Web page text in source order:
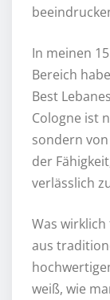
In meinen
Bereich
Best
Cologne ist
sondern
der
verlässlich
Was
aus
weiß, wie